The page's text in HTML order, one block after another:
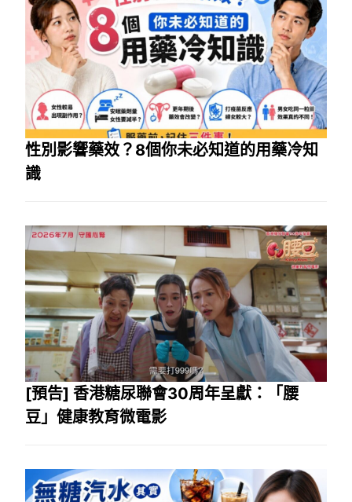
性別影響藥效？8個你未必知道的用藥冷知
識
[預告] 香港糖尿聯會30周年呈獻：「腰
豆」健康教育微電影